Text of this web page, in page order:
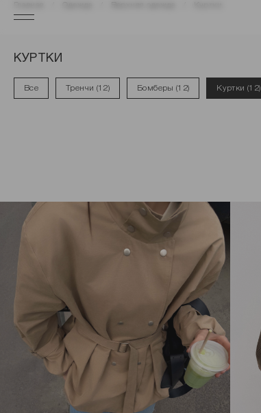
КУРТКИ
Все Тренчи (12) Бомберы (12) Куртки (12)